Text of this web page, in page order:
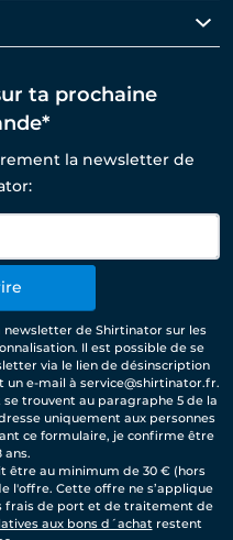
ta prochaine
la newsletter de
de Shirtinator sur les
Il est possible de se
via le lien de désinscription
un e-mail à service@shirtinator.fr.
trouvent au paragraphe 5 de la
uniquement aux personnes
ce formulaire, je confirme être
ans.
être au minimum de 30 € (hors
l'offre. Cette offre ne s’applique
frais de port et de traitement de
aux bons d´achatrestent